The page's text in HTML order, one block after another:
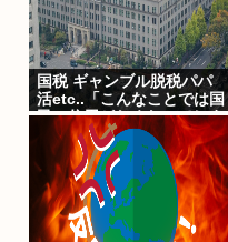
国税 ギャンブル脱税パパ
活etc..「こんなことでは国
民の信用がなくなってしま
う」